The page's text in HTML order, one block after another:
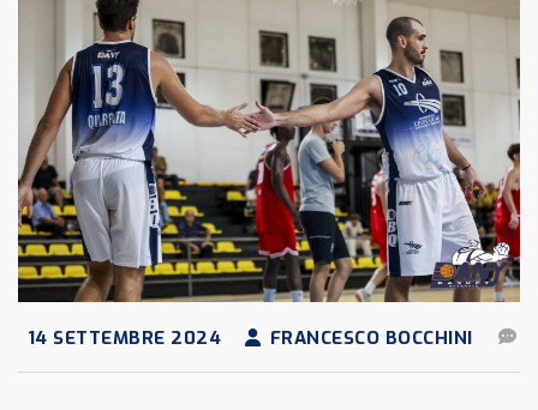
14 SETTEMBRE 2024 FRANCESCO BOCCHINI